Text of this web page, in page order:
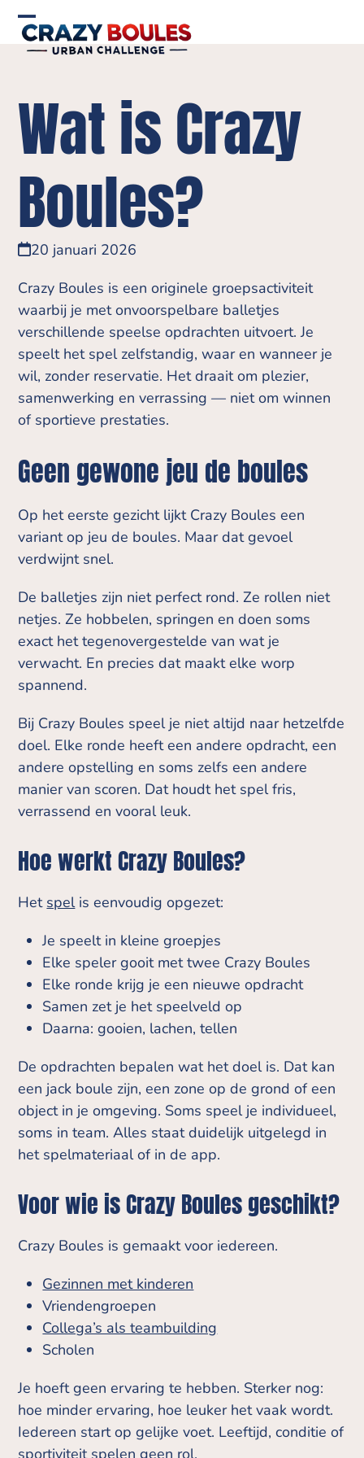
Skip
content
Open
mobile
Close
mobile
Wat is Crazy
Boules?
20 januari 2026
Crazy Boules is een originele groepsactiviteit
waarbij je met onvoorspelbare balletjes
verschillende speelse opdrachten uitvoert. Je
speelt het spel zelfstandig, waar en wanneer je
wil, zonder reservatie. Het draait om plezier,
samenwerking en verrassing — niet om winnen
of sportieve prestaties.
Geen gewone jeu de boules
Op het eerste gezicht lijkt Crazy Boules een
variant op jeu de boules. Maar dat gevoel
verdwijnt snel.
De balletjes zijn niet perfect rond. Ze rollen niet
netjes. Ze hobbelen, springen en doen soms
exact het tegenovergestelde van wat je
verwacht. En precies dat maakt elke worp
spannend.
Bij Crazy Boules speel je niet altijd naar hetzelfde
doel. Elke ronde heeft een andere opdracht, een
andere opstelling en soms zelfs een andere
manier van scoren. Dat houdt het spel fris,
verrassend en vooral leuk.
Hoe werkt Crazy Boules?
Het spelis eenvoudig opgezet:
Je speelt in kleine groepjes
Elke speler gooit met twee Crazy Boules
Elke ronde krijg je een nieuwe opdracht
Samen zet je het speelveld op
Daarna: gooien, lachen, tellen
De opdrachten bepalen wat het doel is. Dat kan
een jack boule zijn, een zone op de grond of een
object in je omgeving. Soms speel je individueel,
soms in team. Alles staat duidelijk uitgelegd in
het spelmateriaal of in de app.
Voor wie is Crazy Boules geschikt?
Crazy Boules is gemaakt voor iedereen.
Gezinnen met kinderen
Vriendengroepen
Collega’s als teambuilding
Scholen
Je hoeft geen ervaring te hebben. Sterker nog:
hoe minder ervaring, hoe leuker het vaak wordt.
Iedereen start op gelijke voet. Leeftijd, conditie of
sportiviteit spelen geen rol.